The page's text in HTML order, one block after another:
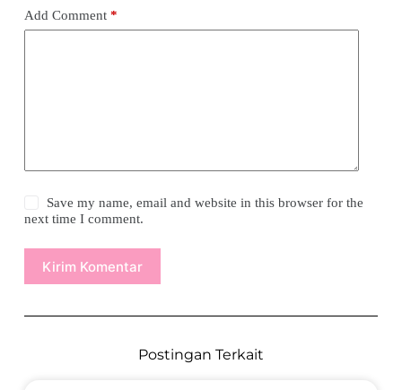
Add Comment*
Save my name, email and website in this browser for the
next time I comment.
Kirim Komentar
Postingan Terkait